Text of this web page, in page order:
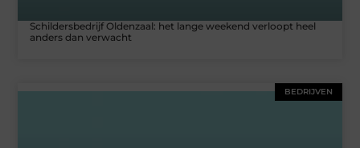
Schildersbedrijf Oldenzaal: het lange weekend verloopt heel
anders dan verwacht
BEDRIJVEN